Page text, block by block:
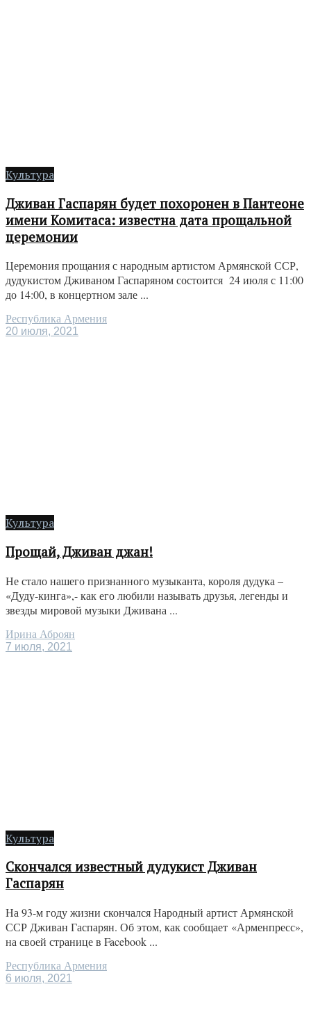
Культура
Дживан Гаспарян будет похоронен в Пантеоне
имени Комитаса: известна дата прощальной
церемонии
Церемония прощания с народным артистом Армянской ССР,
дудукистом Дживаном Гаспаряном состоится 24 июля с 11:00
до 14:00, в концертном зале ...
Республика Армения
20 июля, 2021
Культура
Прощай, Дживан джан!
Не стало нашего признанного музыканта, короля дудука –
«Дуду-кинга»,- как его любили называть друзья, легенды и
звезды мировой музыки Дживана ...
Ирина Аброян
7 июля, 2021
Культура
Скончался известный дудукист Дживан
Гаспарян
На 93-м году жизни скончался Народный артист Армянской
ССР Дживан Гаспарян. Об этом, как сообщает «Арменпресс»,
на своей странице в Facebook ...
Республика Армения
6 июля, 2021